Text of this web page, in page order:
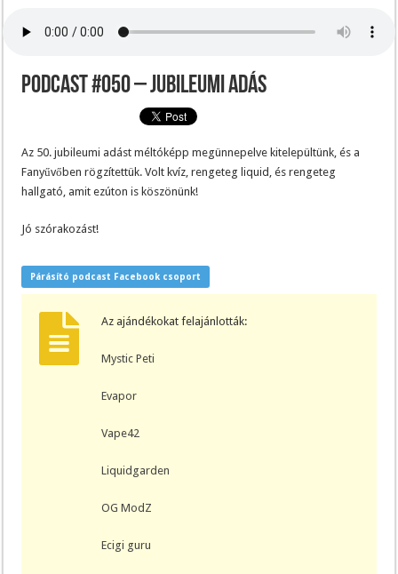
Podcast #050 – Jubileumi adás
Az 50. jubileumi adást méltóképp megünnepelve kitelepültünk, és a
Fanyűvőben rögzítettük. Volt kvíz, rengeteg liquid, és rengeteg
hallgató, amit ezúton is köszönünk!
Jó szórakozást!
Párásító podcast Facebook csoport
Az ajándékokat felajánlották:
Mystic Peti
Evapor
Vape42
Liquidgarden
OG ModZ
Ecigi guru